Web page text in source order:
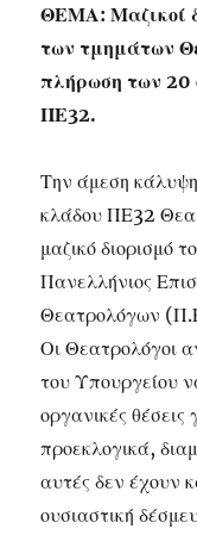
ΘΕΜΑ: Μαζικοί
των τμημάτων
πλήρωση των 20
ΠΕ32.
Την άμεση
κλάδου ΠΕ32
μαζικό διορισμό
Πανελλήνιος
Θεατρολόγων
Οι Θεατρολόγοι
του Υπουργείου
οργανικές
προεκλογικά,
αυτές δεν έχουν
ουσιαστική